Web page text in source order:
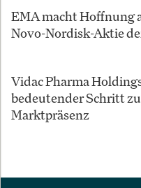
EMA macht Hoffnung
Novo-Nordisk-Aktie
Vidac Pharma
bedeutender Schritt
Marktpräsenz